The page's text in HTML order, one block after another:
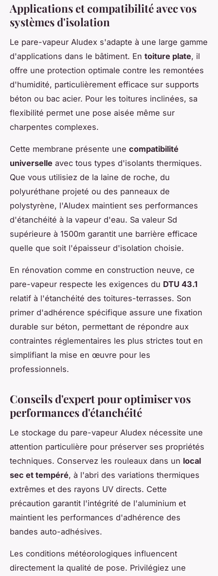
Applications et compatibilité avec vos
systèmes d'isolation
Le pare-vapeur Aludex s'adapte à une large gamme
d'applications dans le bâtiment. En toiture plate, il
offre une protection optimale contre les remontées
d'humidité, particulièrement efficace sur supports
béton ou bac acier. Pour les toitures inclinées, sa
flexibilité permet une pose aisée même sur
charpentes complexes.
Cette membrane présente une compatibilité
universelle avec tous types d'isolants thermiques.
Que vous utilisiez de la laine de roche, du
polyuréthane projeté ou des panneaux de
polystyrène, l'Aludex maintient ses performances
d'étanchéité à la vapeur d'eau. Sa valeur Sd
supérieure à 1500m garantit une barrière efficace
quelle que soit l'épaisseur d'isolation choisie.
En rénovation comme en construction neuve, ce
pare-vapeur respecte les exigences du DTU 43.1
relatif à l'étanchéité des toitures-terrasses. Son
primer d'adhérence spécifique assure une fixation
durable sur béton, permettant de répondre aux
contraintes réglementaires les plus strictes tout en
simplifiant la mise en œuvre pour les
professionnels.
Conseils d'expert pour optimiser vos
performances d'étanchéité
Le stockage du pare-vapeur Aludex nécessite une
attention particulière pour préserver ses propriétés
techniques. Conservez les rouleaux dans un local
sec et tempéré, à l'abri des variations thermiques
extrêmes et des rayons UV directs. Cette
précaution garantit l'intégrité de l'aluminium et
maintient les performances d'adhérence des
bandes auto-adhésives.
Les conditions météorologiques influencent
directement la qualité de pose. Privilégiez une